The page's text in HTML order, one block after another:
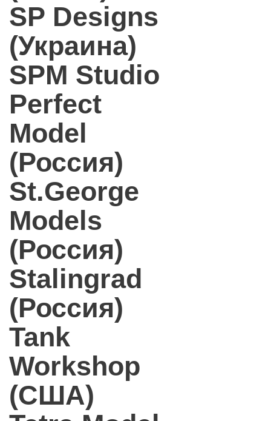
SP Designs
(Украина)
SPM Studio
Perfect
Model
(Россия)
St.George
Models
(Россия)
Stalingrad
(Россия)
Tank
Workshop
(США)